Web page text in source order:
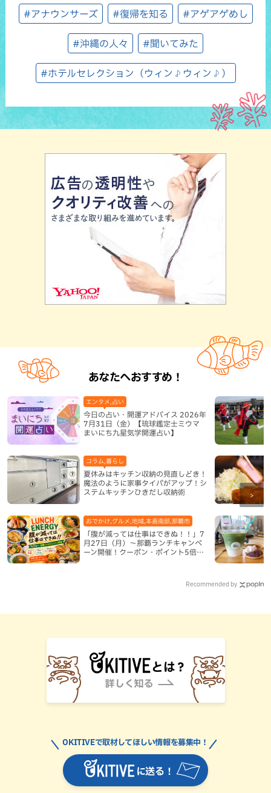
#アナウンサーズ #復帰を知る #アゲアゲめし
#沖縄の人々 #聞いてみた
#ホテルセレクション（ウィン♪ウィン♪）
あなたへおすすめ！
今日の占い・開運アドバイス 2026年
7月31日（金）【琉球鑑定士ミウマ
まいにち九星気学開運占い】
エンタメ,占い
夏休みはキッチン収納の見直しどき！
魔法のように家事タイパがアップ！シ
ステムキッチンひきだし収納術
コラム,暮らし
「腹が減っては仕事はできぬ！！」7
月27日（月）〜那覇ランチキャンペ
ーン開催！クーポン・ポイント5倍・
おでかけ,グルメ,地域,本島南部,那覇市
Recommended by
に送る！
OKITIVEで取材してほしい情報を募集中！